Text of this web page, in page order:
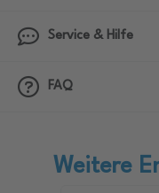
Service & Hilfe
FAQ
Weitere